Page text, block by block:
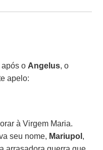
o Angelus, o
apelo:
à Virgem Maria.
seu nome, Mariupol ,